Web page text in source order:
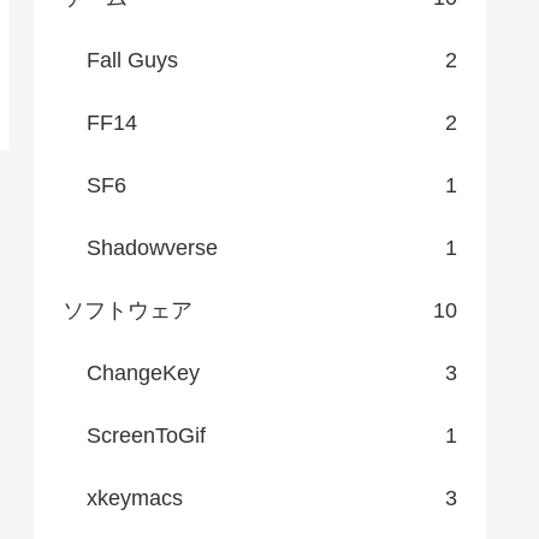
Fall Guys 2
FF14 2
SF6 1
Shadowverse 1
ソフトウェア 10
ChangeKey 3
ScreenToGif 1
xkeymacs 3